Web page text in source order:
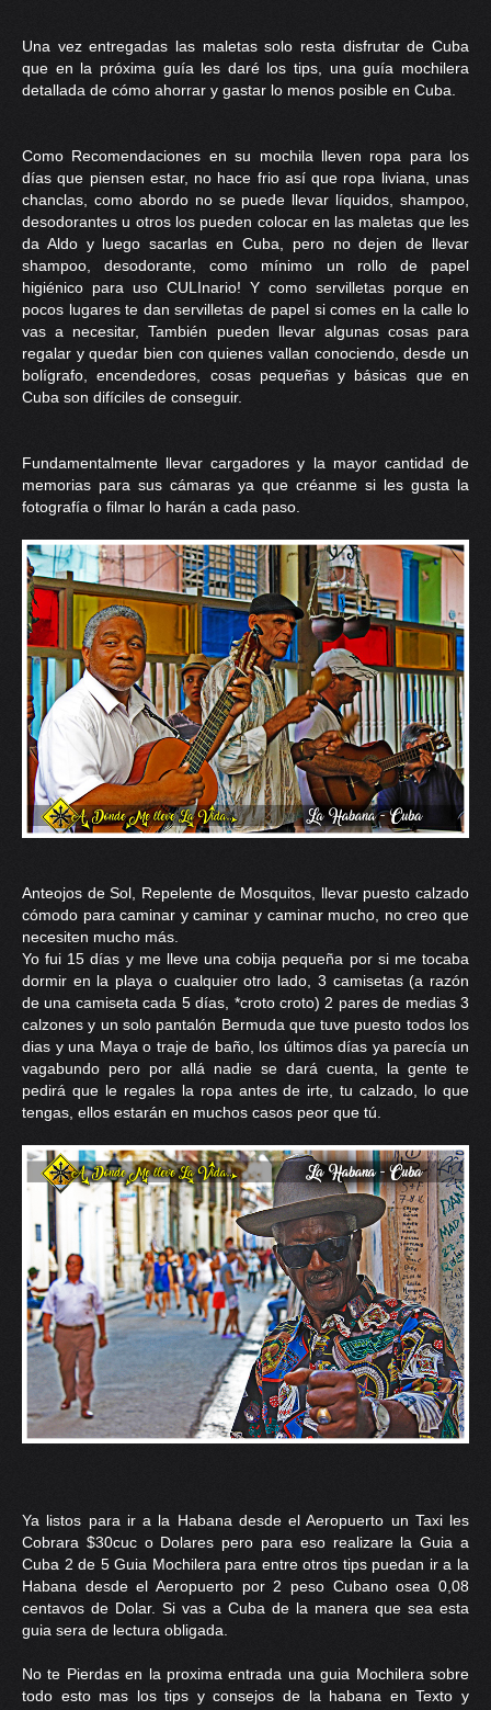
Una vez entregadas las maletas solo resta disfrutar de Cuba
que en la próxima guía les daré los tips, una guía mochilera
detallada de cómo ahorrar y gastar lo menos posible en Cuba.
Como Recomendaciones en su mochila lleven ropa para los
días que piensen estar, no hace frio así que ropa liviana, unas
chanclas, como abordo no se puede llevar líquidos, shampoo,
desodorantes u otros los pueden colocar en las maletas que les
da Aldo y luego sacarlas en Cuba, pero no dejen de llevar
shampoo, desodorante, como mínimo un rollo de papel
higiénico para uso CULInario! Y como servilletas porque en
pocos lugares te dan servilletas de papel si comes en la calle lo
vas a necesitar, También pueden llevar algunas cosas para
regalar y quedar bien con quienes vallan conociendo, desde un
bolígrafo, encendedores, cosas pequeñas y básicas que en
Cuba son difíciles de conseguir.
Fundamentalmente llevar cargadores y la mayor cantidad de
memorias para sus cámaras ya que créanme si les gusta la
fotografía o filmar lo harán a cada paso.
Anteojos de Sol, Repelente de Mosquitos, llevar puesto calzado
cómodo para caminar y caminar y caminar mucho, no creo que
necesiten mucho más.
Yo fui 15 días y me lleve una cobija pequeña por si me tocaba
dormir en la playa o cualquier otro lado, 3 camisetas (a razón
de una camiseta cada 5 días, *croto croto) 2 pares de medias 3
calzones y un solo pantalón Bermuda que tuve puesto todos los
dias y una Maya o traje de baño, los últimos días ya parecía un
vagabundo pero por allá nadie se dará cuenta, la gente te
pedirá que le regales la ropa antes de irte, tu calzado, lo que
tengas, ellos estarán en muchos casos peor que tú.
Ya listos para ir a la Habana desde el Aeropuerto un Taxi les
Cobrara $30cuc o Dolares pero para eso realizare la Guia a
Cuba 2 de 5 Guia Mochilera para entre otros tips puedan ir a la
Habana desde el Aeropuerto por 2 peso Cubano osea 0,08
centavos de Dolar. Si vas a Cuba de la manera que sea esta
guia sera de lectura obligada.
No te Pierdas en la proxima entrada una guia Mochilera sobre
todo esto mas los tips y consejos de la habana en Texto y